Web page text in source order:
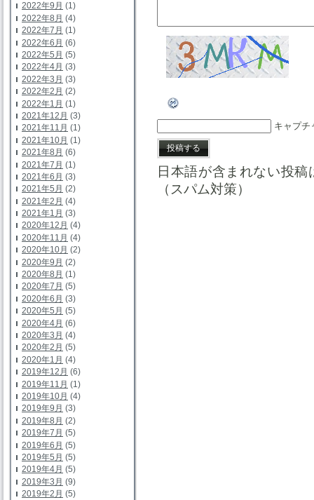
2022年9月 (1)
2022年8月 (4)
2022年7月 (1)
2022年6月 (6)
2022年5月 (5)
2022年4月 (3)
2022年3月 (3)
2022年2月 (2)
2022年1月 (1)
2021年12月 (3)
2021年11月 (1)
2021年10月 (1)
2021年8月 (6)
2021年7月 (1)
2021年6月 (3)
2021年5月 (2)
2021年2月 (4)
2021年1月 (3)
2020年12月 (4)
2020年11月 (4)
2020年10月 (2)
2020年9月 (2)
2020年8月 (1)
2020年7月 (5)
2020年6月 (3)
2020年5月 (5)
2020年4月 (6)
2020年3月 (4)
2020年2月 (5)
2020年1月 (4)
2019年12月 (6)
2019年11月 (1)
2019年10月 (4)
2019年9月 (3)
2019年8月 (2)
2019年7月 (5)
2019年6月 (5)
2019年5月 (5)
2019年4月 (5)
2019年3月 (9)
2019年2月 (5)
キャプチ
日本語が含まれない投
（スパム対策）